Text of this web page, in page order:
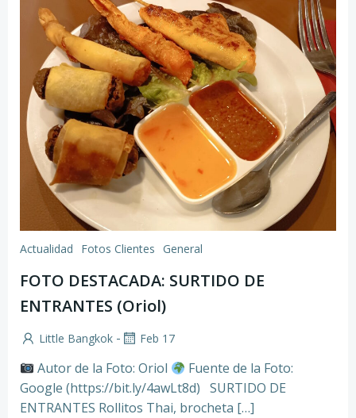
Actualidad Fotos Clientes General
FOTO DESTACADA: SURTIDO DE
ENTRANTES (Oriol)
Little Bangkok - Feb 17
Autor de la Foto: Oriol
Fuente de la Foto:
Google (https://bit.ly/4awLt8d) SURTIDO DE
ENTRANTES Rollitos Thai, brocheta […]